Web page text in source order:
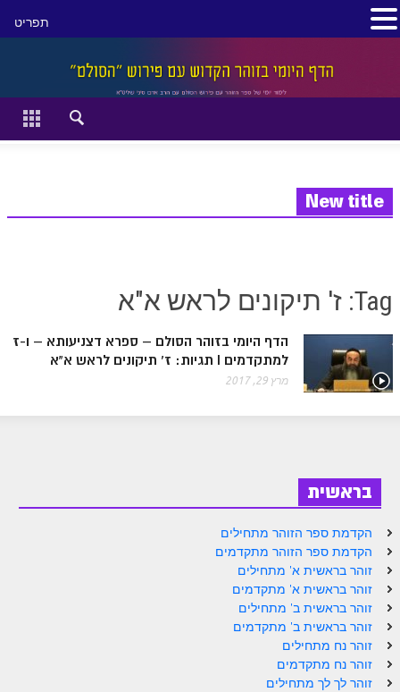
סגור
זוהר מתקדמים
הקדמת ספר הזוהר מתקדמים
ספר הזוהר בראשית
ספר הזוהר בראשית א' מתחילים
ספר הזוהר נח מתחילים
ספר הזוהר נח מתקדמים
ספר הזוהר לך לך מתחילים
ספר הזוהר לך לך מתקדמים
ספר הזוהר וירא מתחילים
ספר הזוהר וירא מתקדמים
New title
Tag: ז' תיקונים לראש א"א
הדף היומי בזוהר הסולם – ספרא דצניעותא – ו-ז
למתקדמים I תגיות: ז' תיקונים לראש א"א
מרץ 29, 2017
בראשית
הקדמת ספר הזוהר מתחילים
הקדמת ספר הזוהר מתקדמים
זוהר בראשית א' מתחילים
זוהר בראשית א' מתקדמים
זוהר בראשית ב' מתחילים
זוהר בראשית ב' מתקדמים
זוהר נח מתחילים
זוהר נח מתקדמים
זוהר לך לך מתחילים
תפריט